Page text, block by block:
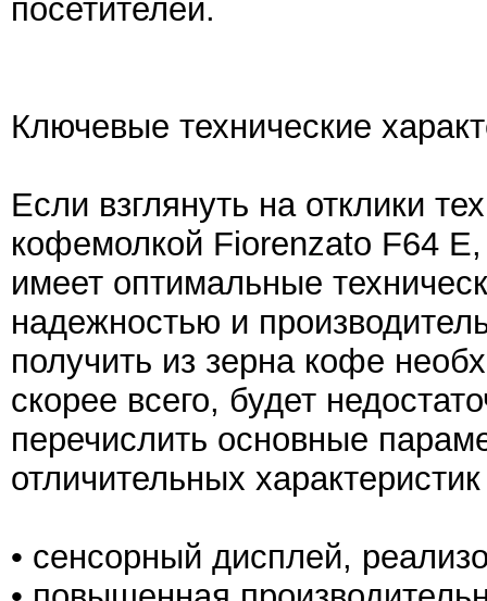
посетителей.
Ключевые технические
Если взглянуть на отклики
кофемолкой Fiorenzato F64
имеет оптимальные
надежностью и
получить из зерна кофе
скорее всего, будет
перечислить основные
отличительных
• сенсорный дисплей,